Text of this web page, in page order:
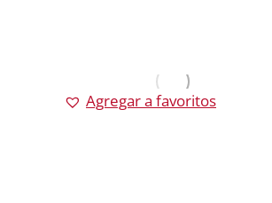
Agregar a favoritos